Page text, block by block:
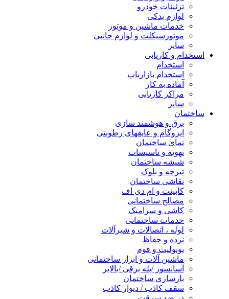
تزئینات خودرو
لوازم یدکی
خدمات ماشین و موتور
موتورسیکلت و لوازم جانبی
سایر
استخدام و کاریابی
استخدام
استخدام بازاریاب
آماده به کار
مراکز کاریابی
سایر
ساختمان
برق و هوشمند سازی
ایزوگام و عایقهای رطوبتی
نمای ساختمان
تهویه و تاسیسات
شیشه ساختمان
تیرچه و بلوک
نقاشی ساختمان
کابینت و ام دی اف
مصالح ساختمانی
کاشی و سرامیک
خدمات ساختمانی
لوله ، اتصالات و شیرآلات
نرده و حفاظ
یونولیت و فوم
ماشین آلات و ابزار ساختمانی
آسانسور /پله برقی /بالابر
بازسازی ساختمان
سقف کاذب / دیوار کاذب